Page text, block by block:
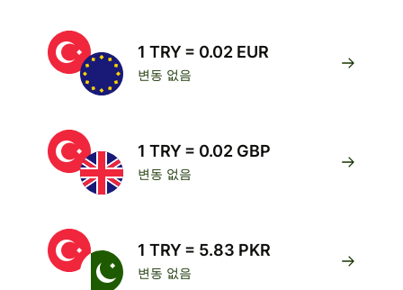
1 TRY = 0.02 EUR
변동 없음
1 TRY = 0.02 GBP
변동 없음
1 TRY = 5.83 PKR
변동 없음